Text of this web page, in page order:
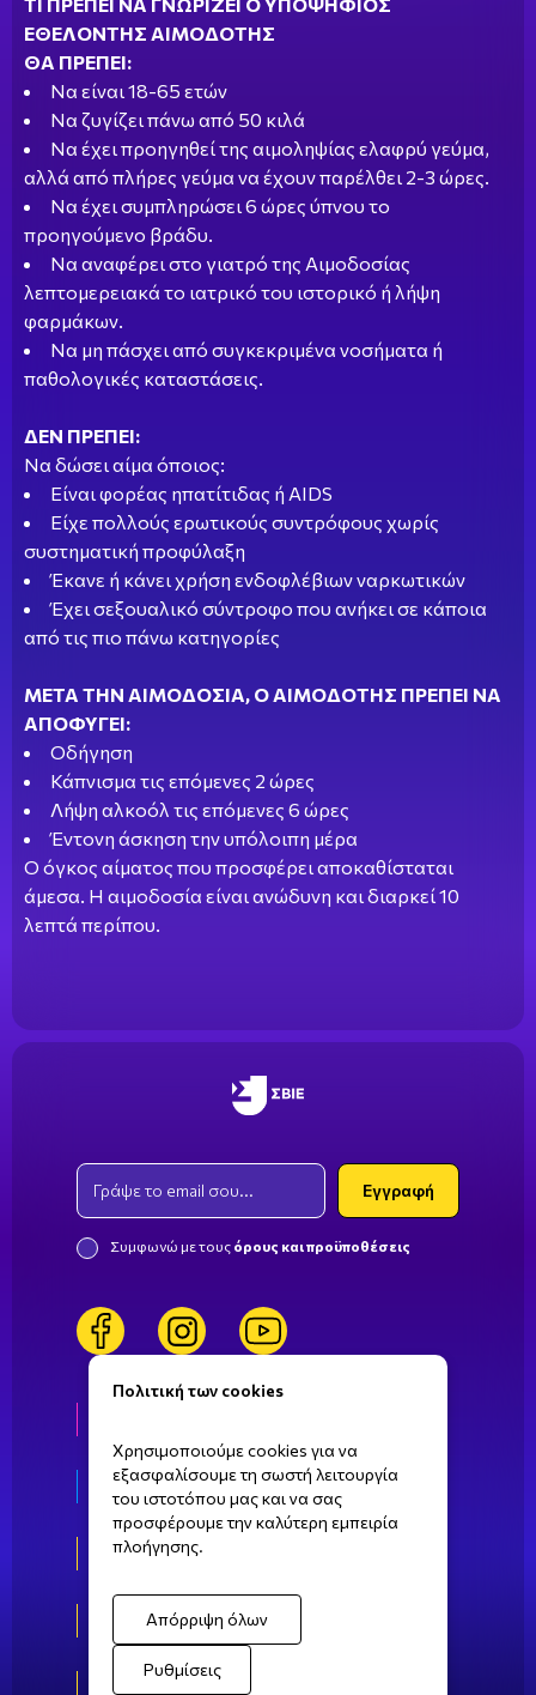
ΕΘΕΛΟΝΤΗΣ ΑΙΜΟΔΟΤΗΣ
ΘΑ ΠΡΕΠΕΙ:
Να είναι 18-65 ετών
Να ζυγίζει πάνω από 50 κιλά
Να έχει προηγηθεί της αιμοληψίας ελαφρύ γεύμα,
αλλά από πλήρες γεύμα να έχουν παρέλθει 2-3 ώρες.
Να έχει συμπληρώσει 6 ώρες ύπνου το
προηγούμενο βράδυ.
Να αναφέρει στο γιατρό της Αιμοδοσίας
λεπτομερειακά το ιατρικό του ιστορικό ή λήψη
φαρμάκων.
Να μη πάσχει από συγκεκριμένα νοσήματα ή
παθολογικές καταστάσεις.
ΔΕΝ ΠΡΕΠΕΙ:
Να δώσει αίμα όποιος:
Είναι φορέας ηπατίτιδας ή AIDS
Είχε πολλούς ερωτικούς συντρόφους χωρίς
συστηματική προφύλαξη
Έκανε ή κάνει χρήση ενδοφλέβιων ναρκωτικών
Έχει σεξουαλικό σύντροφο που ανήκει σε κάποια
από τις πιο πάνω κατηγορίες
ΜΕΤΑ ΤΗΝ ΑΙΜΟΔΟΣΙΑ, Ο ΑΙΜΟΔΟΤΗΣ ΠΡΕΠΕΙ ΝΑ
ΑΠΟΦΥΓΕΙ:
Οδήγηση
Κάπνισμα τις επόμενες 2 ώρες
Λήψη αλκοόλ τις επόμενες 6 ώρες
Έντονη άσκηση την υπόλοιπη μέρα
Ο όγκος αίματος που προσφέρει αποκαθίσταται
άμεσα. Η αιμοδοσία είναι ανώδυνη και διαρκεί 10
λεπτά περίπου.
Email
Εγγραφή
Συμφωνώ με τους όρους και προϋποθέσεις
facebookinstagramyoutube
Τομείς σπουδών
Αθήνα
Πάτρα
Καλαμάτα
Πολιτική των cookies
Χρησιμοποιούμε cookies για να
εξασφαλίσουμε τη σωστή λειτουργία
του ιστοτόπου μας και να σας
προσφέρουμε την καλύτερη εμπειρία
πλοήγησης.
Απόρριψη όλων
Ρυθμίσεις